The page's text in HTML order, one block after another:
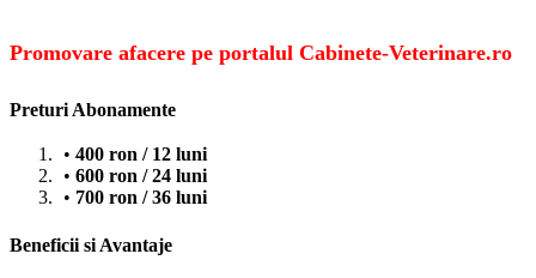
Promovare afacere pe portalul Cabinete-Veterinare.ro
Preturi Abonamente
400 ron / 12 luni
600 ron / 24 luni
700 ron / 36 luni
Beneficii si Avantaje